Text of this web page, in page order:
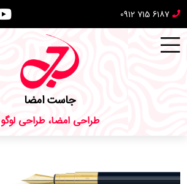
0912 715 6187
جاست امضا
طراحی امضا، طراحی لوگو